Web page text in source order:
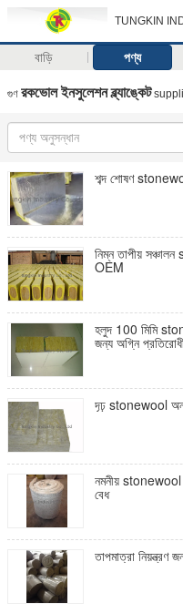
TUNGKIN
বাড়ি পণ্য
গুণ রকভোল ইনসুলেশন ব্ল্যাঙ্কেট
শব্দ শোষণ
নিম্ন তাপীয়
OEM
হলুদ 100 মিমি
জন্য অগ্নি
দৃঢ় stonewool
নমনীয়
বেধ
তাপমাত্রা